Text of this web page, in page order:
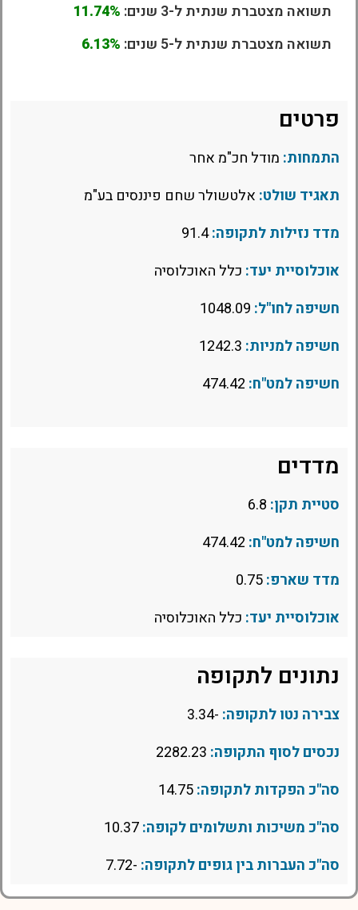
תשואה מצטברת שנתית ל-3 שנים:
11.74%
תשואה מצטברת שנתית ל-5 שנים:
6.13%
פרטים
התמחות: מודל חכ"מ אחר
תאגיד שולט: אלטשולר שחם פיננסים בע"מ
מדד נזילות לתקופה:91.4
אוכלוסיית יעד: כלל האוכלוסיה
חשיפה לחו"ל:
חשיפה למניות:
חשיפה למט"ח:
מדדים
סטיית תקן:
חשיפה למט"ח:
מדד שארפ:
אוכלוסיית יעד: כלל האוכלוסיה
נתונים לתקופה
צבירה נטו לתקופה: -3.34
נכסים לסוף התקופה:
סה"כ הפקדות לתקופה:
סה"כ משיכות ותשלומים לקופה:
סה"כ העברות בין גופים לתקופה: -7.72